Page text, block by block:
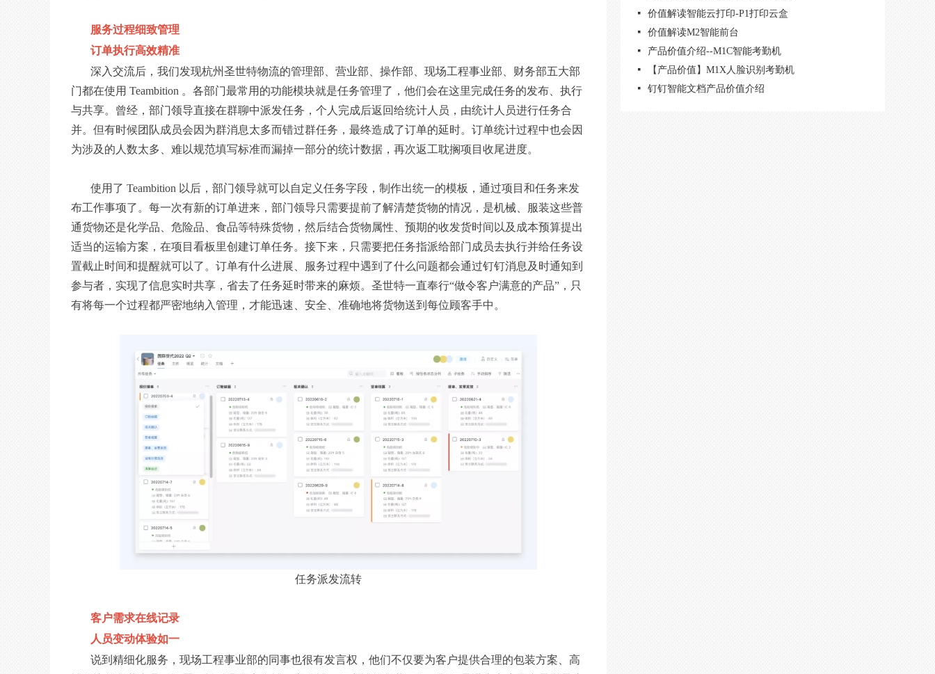
服务过程细致管理
订单执行高效精准
深入交流后，我们发现杭州圣世特物流的管理部、营业部、操作部、现场工程事业部、财务部五大部
门都在使用 Teambition 。各部门最常用的功能模块就是任务管理了，他们会在这里完成任务的发布、执行
与共享。曾经，部门领导直接在群聊中派发任务，个人完成后返回给统计人员，由统计人员进行任务合
并。但有时候团队成员会因为群消息太多而错过群任务，最终造成了订单的延时。订单统计过程中也会因
为涉及的人数太多、难以规范填写标准而漏掉一部分的统计数据，再次返工耽搁项目收尾进度。
使用了 Teambition 以后，部门领导就可以自定义任务字段，制作出统一的模板，通过项目和任务来发
布工作事项了。每一次有新的订单进来，部门领导只需要提前了解清楚货物的情况，是机械、服装这些普
通货物还是化学品、危险品、食品等特殊货物，然后结合货物属性、预期的收发货时间以及成本预算提出
适当的运输方案，在项目看板里创建订单任务。接下来，只需要把任务指派给部门成员去执行并给任务设
置截止时间和提醒就可以了。订单有什么进展、服务过程中遇到了什么问题都会通过钉钉消息及时通知到
参与者，实现了信息实时共享，省去了任务延时带来的麻烦。圣世特一直奉行“做令客户满意的产品”，只
有将每一个过程都严密地纳入管理，才能迅速、安全、准确地将货物送到每位顾客手中。
任务派发流转
客户需求在线记录
人员变动体验如一
说到精细化服务，现场工程事业部的同事也很有发言权，他们不仅要为客户提供合理的包装方案、高
价值解读智能云打印-P1打印云盒
价值解读M2智能前台
产品价值介绍--M1C智能考勤机
【产品价值】M1X人脸识别考勤机
钉钉智能文档产品价值介绍